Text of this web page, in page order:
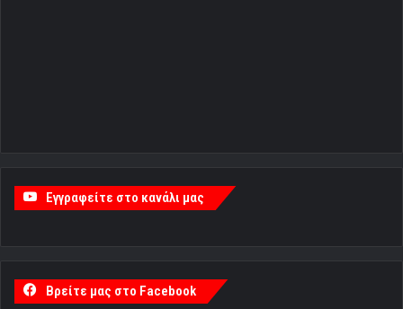
Εγγραφείτε στο κανάλι μας
Βρείτε μας στο Facebook